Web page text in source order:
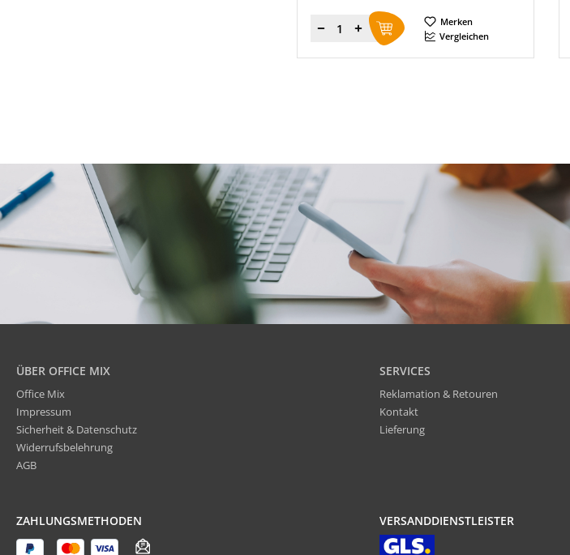
Menge
Merken
Vergleichen
ÜBER OFFICE MIX
Office Mix
Impressum
Sicherheit & Datenschutz
Widerrufsbelehrung
AGB
SERVICES
Reklamation & Retouren
Kontakt
Lieferung
ZAHLUNGSMETHODEN VERSANDDIENSTLEISTER